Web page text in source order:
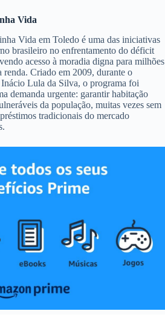
Vida
Vida em Toledo é uma das iniciativas
brasileiro no enfrentamento do déficit
acesso à moradia digna para milhões
renda. Criado em 2009, durante o
Lula da Silva, o programa foi
demanda urgente: garantir habitação
da população, muitas vezes sem
tradicionais do mercado